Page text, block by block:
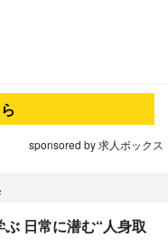
sponsored by 求人ボックス
日常に潜む“人身取